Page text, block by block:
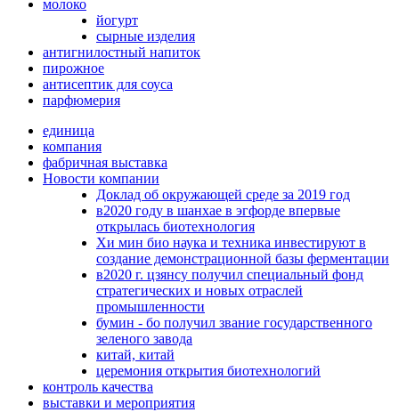
молоко
йогурт
сырные изделия
антигнилостный напиток
пирожное
антисептик для соуса
парфюмерия
единица
компания
фабричная выставка
Новости компании
Доклад об окружающей среде за 2019 год
в2020 году в шанхае в эгфорде впервые
открылась биотехнология
Хи мин био наука и техника инвестируют в
создание демонстрационной базы ферментации
в2020 г. цзянсу получил специальный фонд
стратегических и новых отраслей
промышленности
бумин - бо получил звание государственного
зеленого завода
китай, китай
церемония открытия биотехнологий
контроль качества
выставки и мероприятия